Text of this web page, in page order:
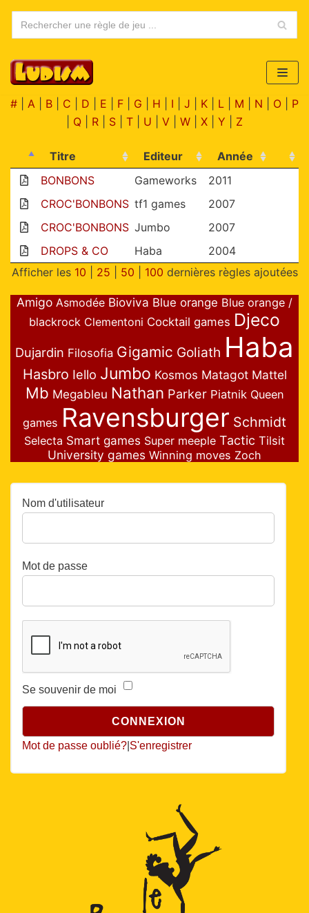
Aller
au
contenu
# A B C D E F G H I J K L M N O
P
Q R S T U V W X Y Z
Titre Editeur
Année
BONBONS
Gameworks
2011
CROC'BONBONS tf1 games
2007
CROC'BONBONS Jumbo
2007
DROPS & CO
Haba
2004
Afficher les 10 25 50 100 dernières règles ajoutées
Amigo Asmodée Bioviva Blue orange Blue orange /
blackrock Clementoni Cocktail games Djeco
Dujardin Filosofia Gigamic Goliath Haba
Hasbro Iello Jumbo Kosmos Matagot Mattel
Mb Megableu Nathan Parker Piatnik Queen
games Ravensburger Schmidt
Selecta Smart games Super meeple Tactic Tilsit
University games Winning moves Zoch
Nom d'utilisateur
Mot de passe
Se souvenir de moi
Mot de passe oublié? S'enregistrer